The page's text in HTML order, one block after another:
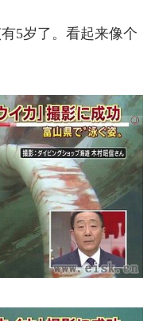
5岁了。看起来像个